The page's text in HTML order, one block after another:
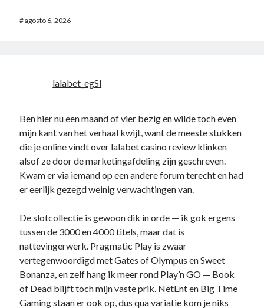
#agosto 6, 2026
lalabet_egSl
Ben hier nu een maand of vier bezig en wilde toch even
mijn kant van het verhaal kwijt, want de meeste stukken
die je online vindt over lalabet casino review klinken
alsof ze door de marketingafdeling zijn geschreven.
Kwam er via iemand op een andere forum terecht en had
er eerlijk gezegd weinig verwachtingen van.
De slotcollectie is gewoon dik in orde — ik gok ergens
tussen de 3000 en 4000 titels, maar dat is
nattevingerwerk. Pragmatic Play is zwaar
vertegenwoordigd met Gates of Olympus en Sweet
Bonanza, en zelf hang ik meer rond Play’n GO — Book
of Dead blijft toch mijn vaste prik. NetEnt en Big Time
Gaming staan er ook op, dus qua variatie kom je niks